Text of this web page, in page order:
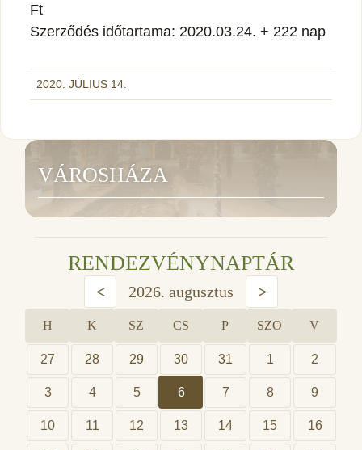
Ft
Szerződés időtartama: 2020.03.24. + 222 nap
2020. JÚLIUS 14.
VÁROSHÁZA
RENDEZVÉNYNAPTÁR
< 2026. augusztus >
H K SZ CS P SZO V
27 28 29 30 31 1 2
3 4 5 6 7 8 9
10 11 12 13 14 15 16